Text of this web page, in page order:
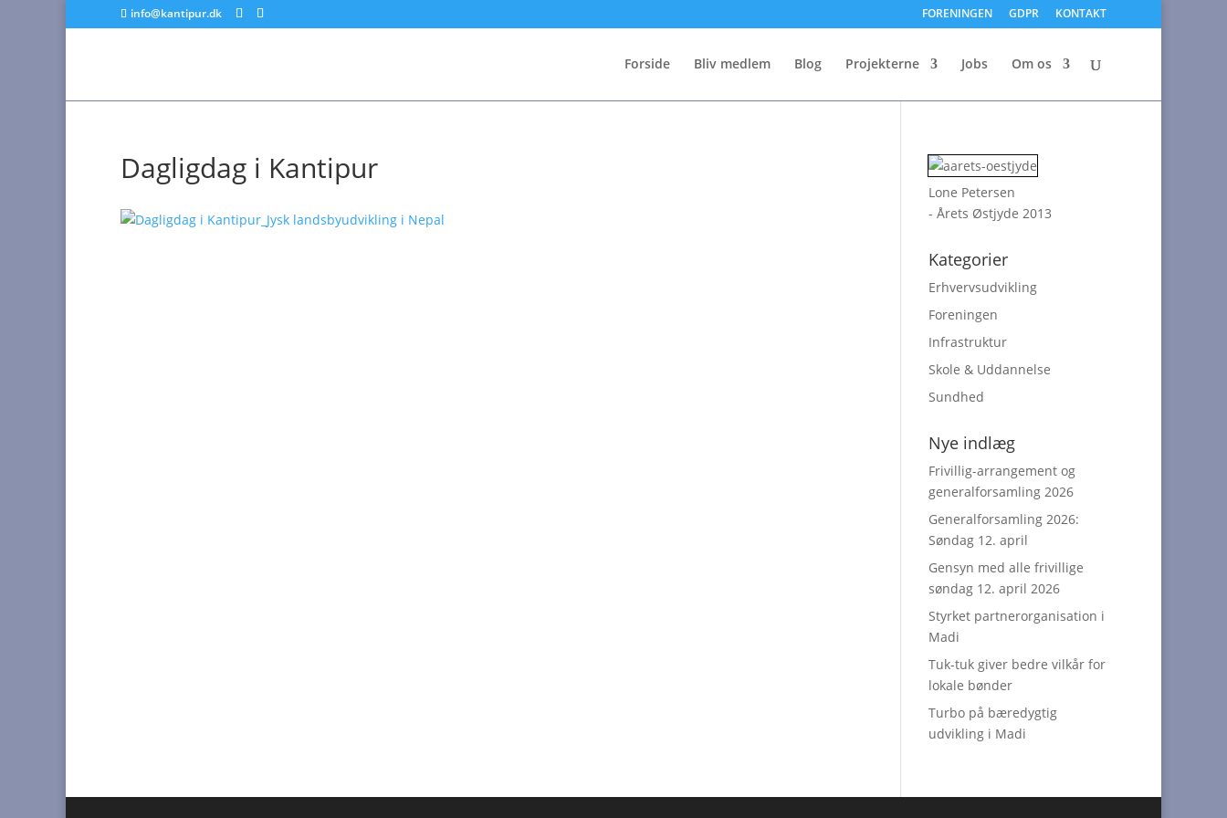
info@kantipur.dk FORENINGEN GDPR KONTAKT
Forside Bliv medlem Blog Projekterne Jobs Om os
Dagligdag i Kantipur
Lone Petersen
- Årets Østjyde 2013
Kategorier
Erhvervsudvikling
Foreningen
Infrastruktur
Skole & Uddannelse
Sundhed
Nye indlæg
Frivillig-arrangement og
generalforsamling 2026
Generalforsamling 2026:
Søndag 12. april
Gensyn med alle frivillige
søndag 12. april 2026
Styrket partnerorganisation i
Madi
Tuk-tuk giver bedre vilkår for
lokale bønder
Turbo på bæredygtig
udvikling i Madi